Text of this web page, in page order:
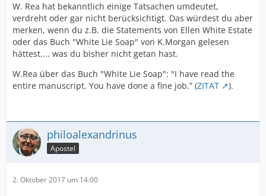
W. Rea hat bekanntlich einige Tatsachen umdeutet,
verdreht oder gar nicht berücksichtigt. Das würdest du aber
merken, wenn du z.B. die Statements von Ellen White Estate
oder das Buch "White Lie Soap" von K.Morgan gelesen
hättest.... was du bisher nicht getan hast.
W.Rea über das Buch "White Lie Soap": "I have read the
entire manuscript. You have done a fine job.” (ZITAT ).
philoalexandrinus
Apostel
2. Oktober 2017 um 14:00